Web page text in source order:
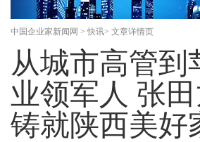
中国企业家新闻网 > 快讯> 文章详情页
从城市高管到
业领军人 张
铸就陕西美好